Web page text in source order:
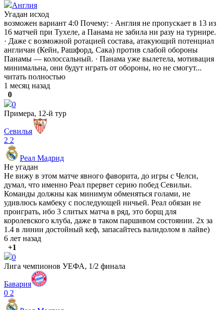
Англия
Угадан исход
возможен вариант 4:0 Почему: · Англия не пропускает в 13 из
16 матчей при Тухеле, а Панама не забила ни разу на турнире.
· Даже с возможной ротацией состава, атакующий потенциал
англичан (Кейн, Рашфорд, Сака) против слабой обороны
Панамы — колоссальный. · Панама уже вылетела, мотивация
минимальна, они будут играть от обороны, но не смогут...
читать полностью
1 месяц назад
0
0
Примера, 12-й тур
Севилья
2 2
Реал Мадрид
Не угадан
Не вижу в этом матче явного фаворита, до игры с Челси,
думал, что именно Реал прервет серию побед Севильи.
Команды должны как минимум обменяться голами, не
удивлюсь камбеку с последующей ничьей. Реал обязан не
проиграть, ибо 3 слитых матча в ряд, это борщ для
королевского клуба, даже в таком паршивом состоянии. 2х за
1.4 в линии достойный кеф, запасайтесь валидолом в лайве)
6 лет назад
+1
0
Лига чемпионов УЕФА, 1/2 финала
Бавария
0 2